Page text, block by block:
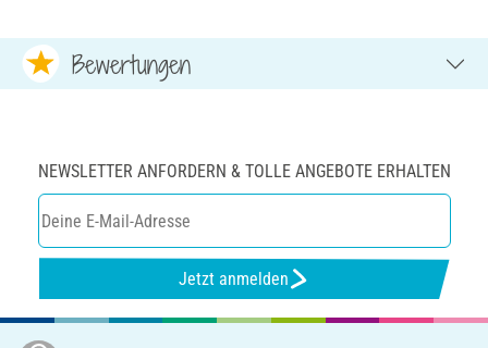
Bewertungen
NEWSLETTER ANFORDERN & TOLLE ANGEBOTE ERHALTEN
Jetzt anmelden